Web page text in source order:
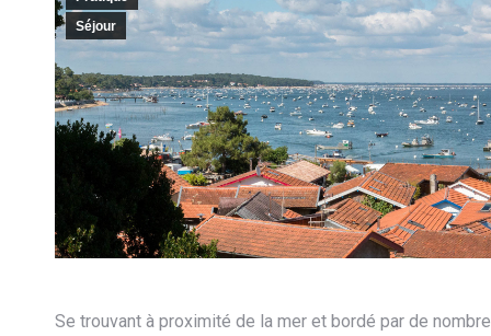
Séjour
Se trouvant à proximité de la mer et bordé par de